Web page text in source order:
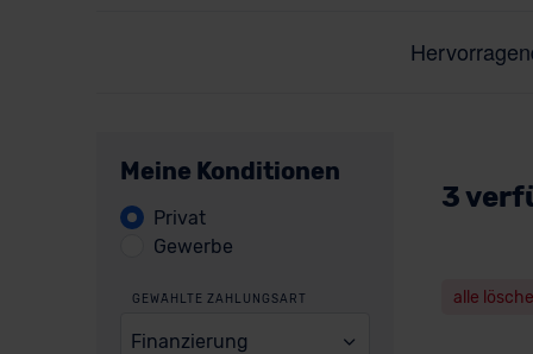
Meine Konditionen
Privat
Gewerbe
GEWÄHLTE ZAHLUNGSART
Finanzierung
3
alle